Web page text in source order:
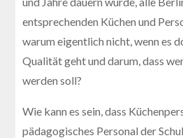
entsprechenden Küchen und
warum eigentlich nicht, wenn es
Qualität geht und darum, dass
werden soll?
Wie kann es sein, dass
pädagogisches Personal der